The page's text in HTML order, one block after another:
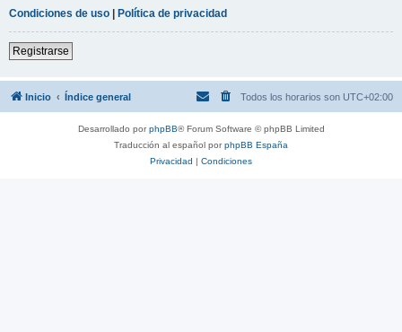
Condiciones de uso | Política de privacidad
Registrarse
Inicio Índice general Todos los horarios son UTC+02:00
Desarrollado porphpBB® Forum Software © phpBB Limited
Traducción al español porphpBB España
Privacidad | Condiciones